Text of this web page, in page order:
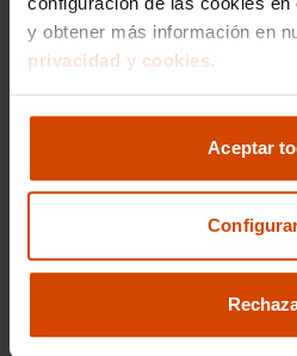
y obtener más información en
privacidad y cookies.
Aceptar
xDrive25e Auto
Híbrido enchufable